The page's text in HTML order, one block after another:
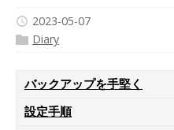
2023-05-07
Diary
バックアップを手堅く
設定手順